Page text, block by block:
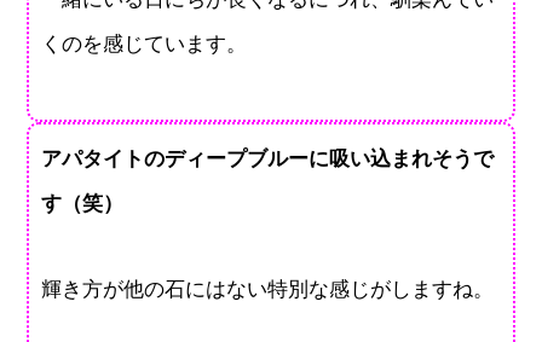
くのを感じています。
アパタイトのディープブルーに吸い込まれそうで
す（笑）
輝き方が他の石にはない特別な感じがしますね。